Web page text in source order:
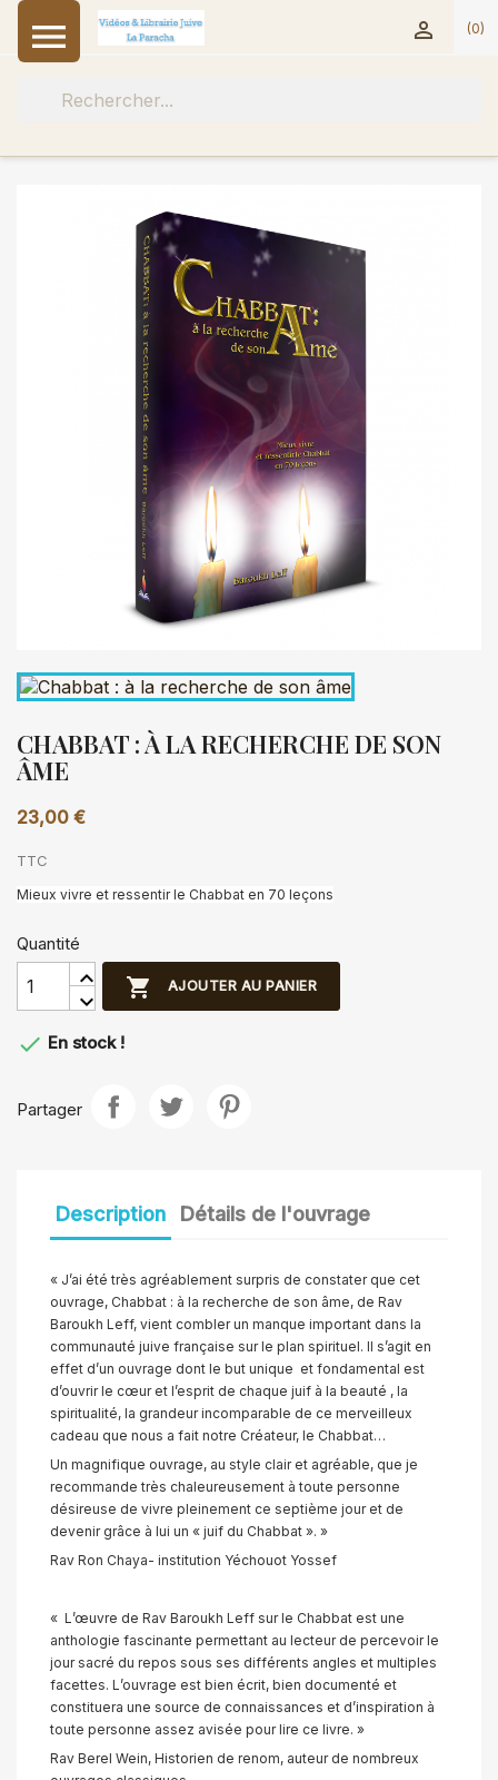
 (0)

CHABBAT : À LA RECHERCHE DE SON
ÂME
23,00 €
TTC
Mieux vivre et ressentir le Chabbat en 70 leçons
Quantité
 AJOUTER AU PANIER
 En stock !
Partager
Description Détails de l'ouvrage
« J’ai été très agréablement surpris de constater que cet
ouvrage, Chabbat : à la recherche de son âme, de Rav
Baroukh Leff, vient combler un manque important dans la
communauté juive française sur le plan spirituel. Il s’agit en
effet d’un ouvrage dont le but unique et fondamental est
d’ouvrir le cœur et l’esprit de chaque juif à la beauté , la
spiritualité, la grandeur incomparable de ce merveilleux
cadeau que nous a fait notre Créateur, le Chabbat…
Un magnifique ouvrage, au style clair et agréable, que je
recommande très chaleureusement à toute personne
désireuse de vivre pleinement ce septième jour et de
devenir grâce à lui un « juif du Chabbat ». »
Rav Ron Chaya- institution Yéchouot Yossef
« L’œuvre de Rav Baroukh Leff sur le Chabbat est une
anthologie fascinante permettant au lecteur de percevoir le
jour sacré du repos sous ses différents angles et multiples
facettes. L’ouvrage est bien écrit, bien documenté et
constituera une source de connaissances et d’inspiration à
toute personne assez avisée pour lire ce livre. »
Rav Berel Wein, Historien de renom, auteur de nombreux